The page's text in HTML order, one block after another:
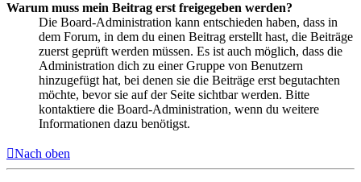
Warum muss mein Beitrag erst freigegeben werden?
Die Board-Administration kann entschieden haben, dass in
dem Forum, in dem du einen Beitrag erstellt hast, die Beiträge
zuerst geprüft werden müssen. Es ist auch möglich, dass die
Administration dich zu einer Gruppe von Benutzern
hinzugefügt hat, bei denen sie die Beiträge erst begutachten
möchte, bevor sie auf der Seite sichtbar werden. Bitte
kontaktiere die Board-Administration, wenn du weitere
Informationen dazu benötigst.
Nach oben